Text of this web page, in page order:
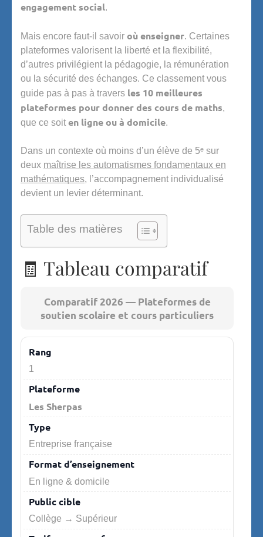
engagement social.
Mais encore faut-il savoir où enseigner. Certaines
plateformes valorisent la liberté et la flexibilité,
d’autres privilégient la pédagogie, la rémunération
ou la sécurité des échanges. Ce classement vous
guide pas à pas à travers les 10 meilleures
plateformes pour donner des cours de maths,
que ce soit en ligne ou à domicile.
Dans un contexte où moins d’un élève de 5ᵉ sur
deux maîtrise les automatismes fondamentaux en
mathématiques, l’accompagnement individualisé
devient un levier déterminant.
Table des matières
🧾 Tableau comparatif
Comparatif 2026 — Plateformes de
soutien scolaire et cours particuliers
Comparatif 2026 — Plateformes de soutien scolaire et
1
Les Sherpas
Entreprise française
En ligne & domicile
Collège → Supérieur